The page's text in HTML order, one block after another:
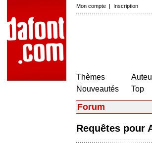
Mon compte | Inscription
Thèmes
Nouveautés
Top
Forum
Requêtes pour